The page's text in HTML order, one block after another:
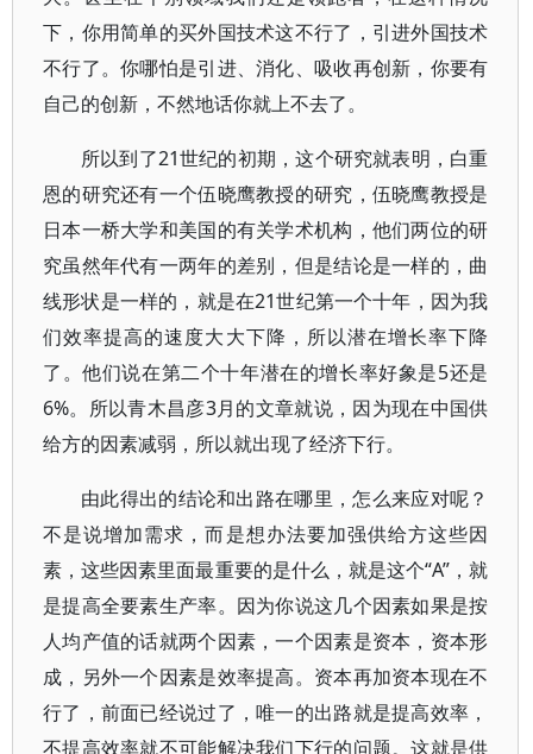
下，你用简单的买外国技术这不行了，引进外国技术
不行了。你哪怕是引进、消化、吸收再创新，你要有
自己的创新，不然地话你就上不去了。
所以到了21世纪的初期，这个研究就表明，白重
恩的研究还有一个伍晓鹰教授的研究，伍晓鹰教授是
日本一桥大学和美国的有关学术机构，他们两位的研
究虽然年代有一两年的差别，但是结论是一样的，曲
线形状是一样的，就是在21世纪第一个十年，因为我
们效率提高的速度大大下降，所以潜在增长率下降
了。他们说在第二个十年潜在的增长率好象是5还是
6%。所以青木昌彦3月的文章就说，因为现在中国供
给方的因素减弱，所以就出现了经济下行。
由此得出的结论和出路在哪里，怎么来应对呢？
不是说增加需求，而是想办法要加强供给方这些因
素，这些因素里面最重要的是什么，就是这个“A”，就
是提高全要素生产率。因为你说这几个因素如果是按
人均产值的话就两个因素，一个因素是资本，资本形
成，另外一个因素是效率提高。资本再加资本现在不
行了，前面已经说过了，唯一的出路就是提高效率，
不提高效率就不可能解决我们下行的问题。这就是供